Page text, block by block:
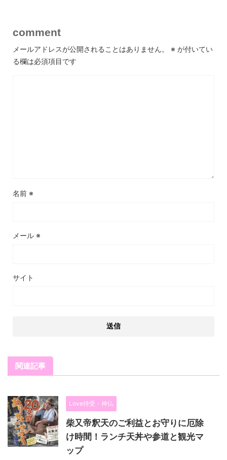
comment
メールアドレスが公開されることはありません。 ※ が付いてい
る欄は必須項目です
名前 ※
メール ※
サイト
関連記事
Love待受・神仏
柴又帝釈天のご利益とお守りに厄除
け時間！ランチ天丼や参道と観光マ
ップ